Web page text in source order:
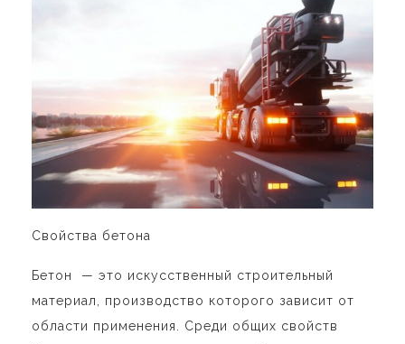
Свойства бетона
Бетон — это искусственный строительный
материал, производство которого зависит от
области применения. Среди общих свойств